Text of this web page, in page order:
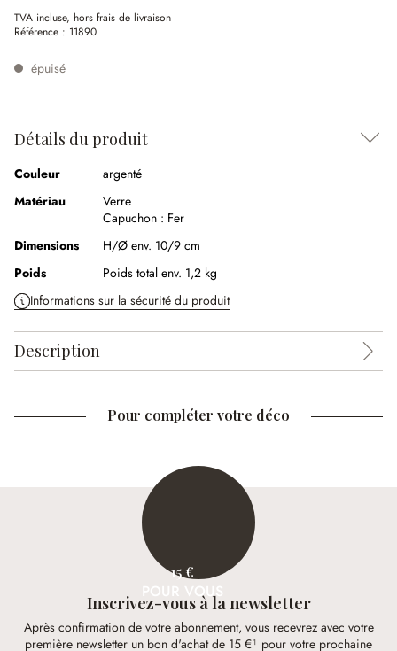
TVA incluse, hors frais de livraison
Référence : 11890
épuisé
Détails du produit
Couleur
argenté
Matériau
Verre
Capuchon : Fer
Dimensions
H/Ø env. 10/9 cm
Poids
Poids total env. 1,2 kg
Informations sur la sécurité du produit
Description
Pour compléter votre déco
15 €
POUR VOUS
Inscrivez-vous à la newsletter
Après confirmation de votre abonnement, vous recevrez avec votre
première newsletter un bon d'achat de 15 €¹ pour votre prochaine